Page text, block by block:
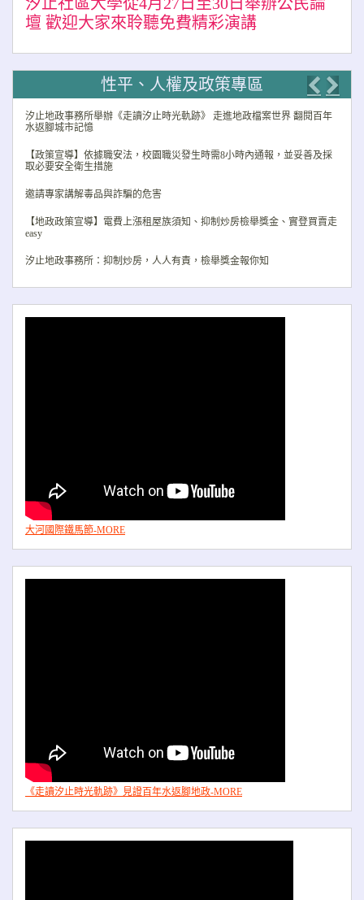
汐止社區大學從4月27日至30日舉辦公民論
壇 歡迎大家來聆聽免費精彩演講
性平、人權及政策專區
汐止地政事務所舉辦《走讀汐止時光軌跡》 走進地政檔案世界 翻閱百年
水返腳城市記憶
【政策宣導】依據職安法，校園職災發生時需8小時內通報，並妥善及採
取必要安全衛生措施
邀請專家講解毒品與詐騙的危害
【地政政策宣導】電費上漲租屋族須知、抑制炒房檢舉獎金、實登買賣走
easy
汐止地政事務所：抑制炒房，人人有責，檢舉獎金報你知
大河國際鐵馬節-MORE
《走讀汐止時光軌跡》見證百年水返腳地政-MORE